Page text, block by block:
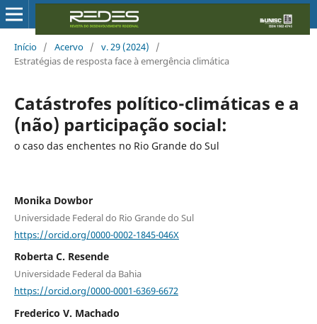
Início / Acervo / v. 29 (2024)
/
Estratégias de resposta face à emergência climática
Catástrofes político-climáticas e a
(não) participação social:
o caso das enchentes no Rio Grande do Sul
Monika Dowbor
Universidade Federal do Rio Grande do Sul
https://orcid.org/0000-0002-1845-046X
Roberta C. Resende
Universidade Federal da Bahia
https://orcid.org/0000-0001-6369-6672
Frederico V. Machado